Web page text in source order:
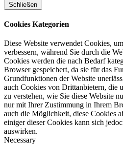
Schließen
Cookies Kategorien
Diese Website verwendet Cookies,
verbessern, während Sie durch die
Cookies werden die nach Bedarf
Browser gespeichert, da sie für das
Grundfunktionen der Website
auch Cookies von Drittanbietern, die
zu verstehen, wie Sie diese Website
nur mit Ihrer Zustimmung in Ihrem
auch die Möglichkeit, diese Cookies
einiger dieser Cookies kann sich
auswirken.
Necessary